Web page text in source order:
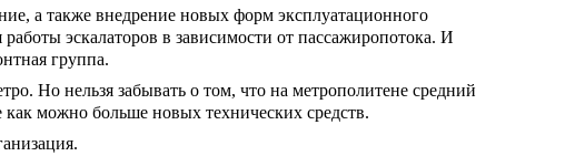
а также внедрение новых форм эксплуатационного
эскалаторов в зависимости от пассажиропотока. И
группа.
Но нельзя забывать о том, что на метрополитене средний
как можно больше новых технических средств.